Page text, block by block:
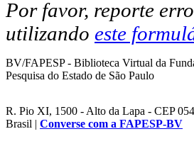
Por favor, reporte
utilizando este
BV/FAPESP - Biblioteca Virtual da
Pesquisa do Estado de São Paulo
R. Pio XI, 1500 - Alto da Lapa - CEP
Brasil | Converse com a FAPESP-BV